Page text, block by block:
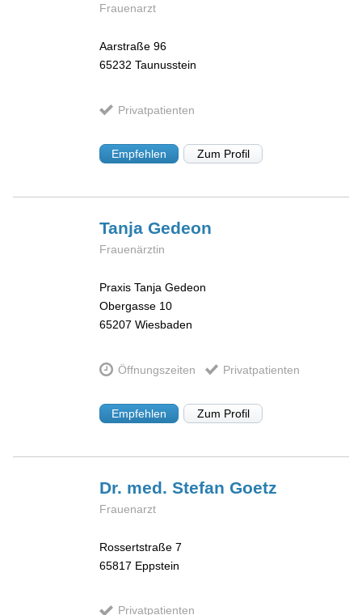
Frauenarzt
Aarstraße 96
65232 Taunusstein
Privatpatienten
Empfehlen Zum Profil
TanjaGedeon
Frauenärztin
Praxis Tanja Gedeon
Obergasse 10
65207 Wiesbaden
Öffnungszeiten Privatpatienten
Empfehlen Zum Profil
Dr. med. StefanGoetz
Frauenarzt
Rossertstraße 7
65817 Eppstein
Privatpatienten